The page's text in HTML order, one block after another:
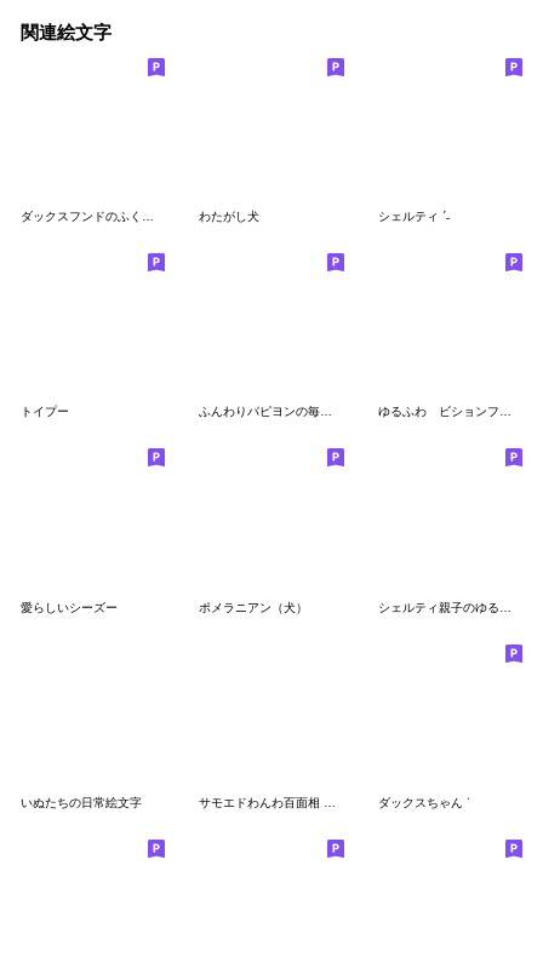
関連絵文字
わたがし犬 シェルティ ˊ˗
トイプー ふんわりパピヨンの毎日絵文字 ゆるふわ ビションフリーゼ 絵文字1
愛らしいシーズー ポメラニアン（犬）
いぬたちの日常絵文字 ダックスちゃん ᐝ